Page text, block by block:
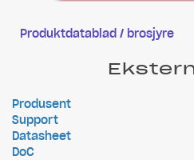
Produktdatablad / brosjyre
Produsent
Support
Datasheet
DoC